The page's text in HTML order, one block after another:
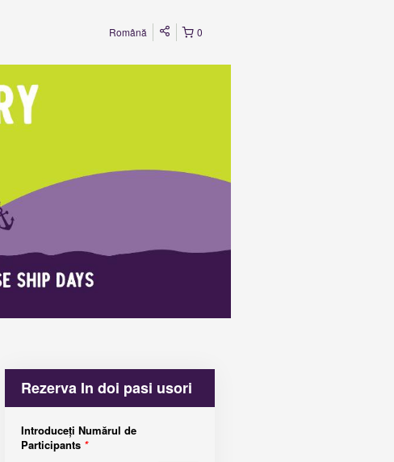
0
Română
Rezerva In doi pasi usori
Introduceți Numărul de
Participants *